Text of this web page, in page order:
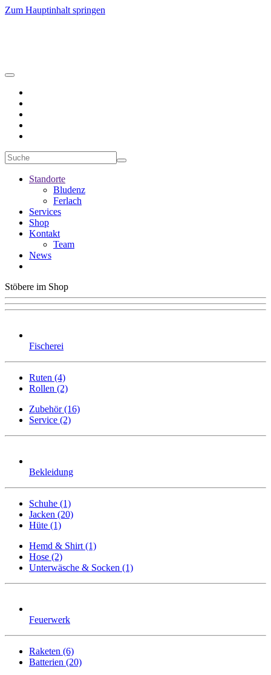
Zum Hauptinhalt springen
Standorte
Bludenz
Ferlach
Services
Shop
Kontakt
Team
News
Stöbere im Shop
Fischerei
Ruten (4)
Rollen (2)
Zubehör (16)
Service (2)
Bekleidung
Schuhe (1)
Jacken (20)
Hüte (1)
Hemd & Shirt (1)
Hose (2)
Unterwäsche & Socken (1)
Feuerwerk
Raketen (6)
Batterien (20)